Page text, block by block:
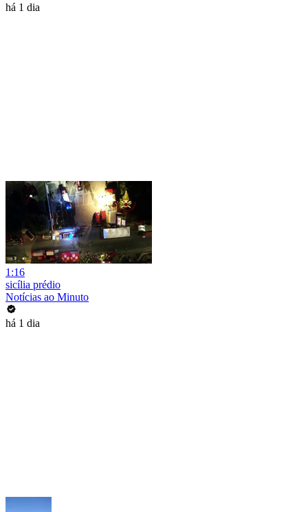
há 1 dia
1:16
sicília prédio
Notícias ao Minuto
há 1 dia